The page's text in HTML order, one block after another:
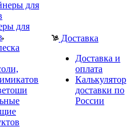
для
Доставка
Доставка и
оплата
Калькулятор
доставки по
России